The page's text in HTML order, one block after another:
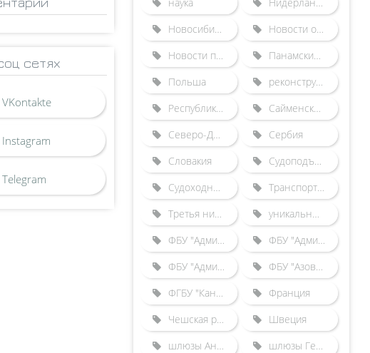
сетях
Новосибирский шлюз
Новости отрасли
Новости по зарубежным шлюзам
Панамский канал
Польша
реконструкция Городецкого гидроузла
Республика Беларусь
Сайменский канал
Северо-Двинская шлюзованная система
Сербия
Словакия
Судоподъемники
Судоходные каналы
Транспортные происшествия
Третья нитка Городецкого шлюза
уникальные гидротехнические сооружения
ФБУ "Администрация "Волго-Балт"
ФБУ "Администрация "Волго-Дон"
ФБУ "Администрация "Камводпуть"
ФБУ "Азово-Донская бассейновая администрация"
ФГБУ "Канал имени Москвы"
Франция
Чешская республика
Швеция
шлюзы Англии
шлюзы Германии